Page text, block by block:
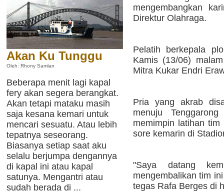
Akan Ku Tunggu
Oleh: Rhony Samlan
Beberapa menit lagi kapal
fery akan segera berangkat.
Akan tetapi mataku masih
saja kesana kemari untuk
mencari sesuatu. Atau lebih
tepatnya seseorang.
Biasanya setiap saat aku
selalu berjumpa dengannya
di kapal ini atau kapal
satunya. Mengantri atau
sudah berada di ...
mengembangkan
Direktur Olahraga.
Pelatih berkepala
Kamis (13/06)
Mitra Kukar Endri
Pria yang akrab
menuju
memimpin latihan
sore kemarin di
"Saya datang
mengembalikan tim
tegas Rafa Berges di